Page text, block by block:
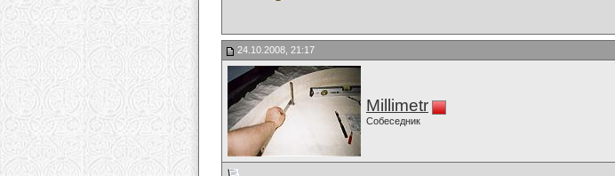
24.10.2008, 21:17
Millimetr
Собеседник